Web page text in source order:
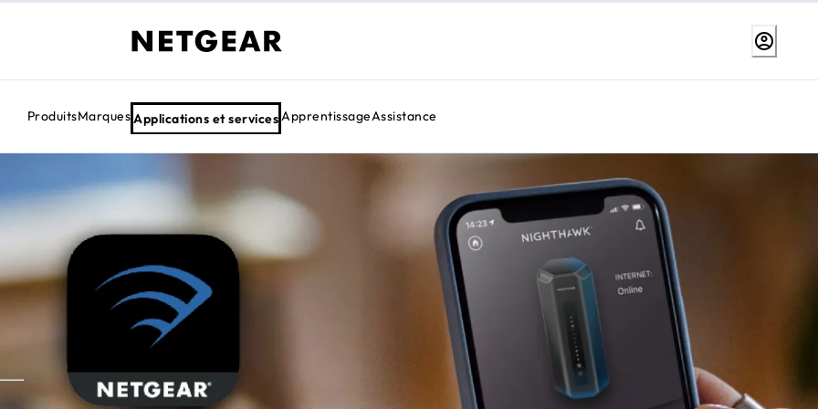
ProduitsMarquesApplications et servicesApprentissageAssistance